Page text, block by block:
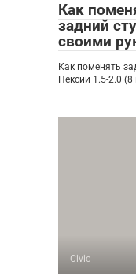
Как
задний
своими
Как поменять
Нексии 1.5-2.0
Civic